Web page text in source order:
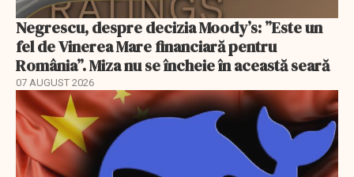
Negrescu, despre decizia Moody’s: ”Este un
fel de Vinerea Mare financiară pentru
România”. Miza nu se încheie în această seară
07 AUGUST 2026